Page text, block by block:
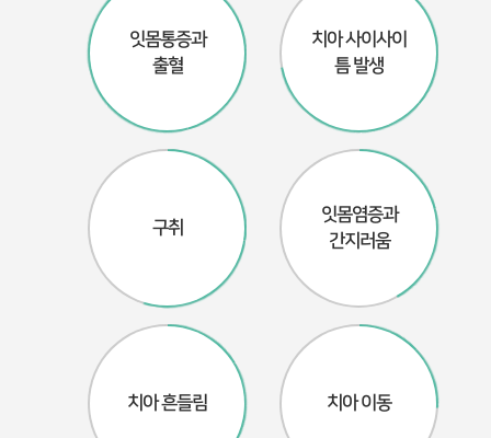
잇몸통증과
출혈
치아 사이사이
틈 발생
구취
잇몸염증과
간지러움
치아 흔들림 치아 이동